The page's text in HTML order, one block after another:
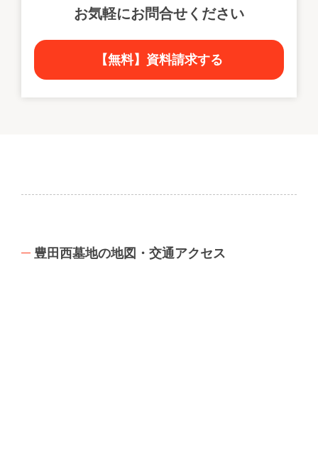
お気軽にお問合せください
【無料】資料請求する
豊田西墓地の地図・交通アクセス